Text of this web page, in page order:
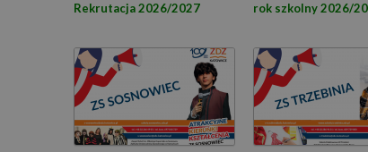
Rekrutacja 2026/2027
rok szkolny 2026/